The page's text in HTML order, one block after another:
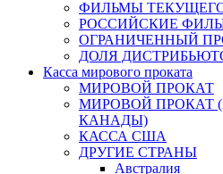
ФИЛЬМЫ
РОССИЙСКИЕ
ОГРАНИЧЕННЫЙ
ДОЛЯ
Касса мирового проката
МИРОВОЙ ПРОКАТ
МИРОВОЙ ПРОКАТ
КАНАДЫ)
КАССА США
ДРУГИЕ СТРАНЫ
Австралия